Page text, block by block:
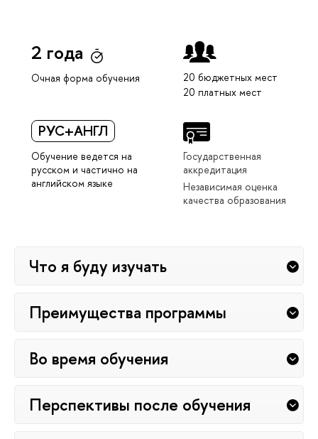
2 года
Очная форма обучения
20 бюджетных мест
20 платных мест
РУС+АНГЛ
Обучение ведется на
русском и частично на
английском языке
Государственная
аккредитация
Независимая оценка
качества образования
Что я буду изучать
Преимущества программы
Во время обучения
Перспективы после обучения